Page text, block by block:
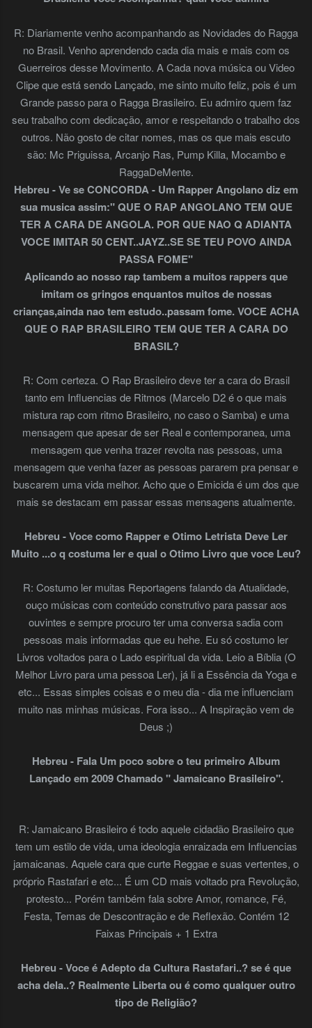
R: Diariamente venho acompanhando as Novidades do Ragga
no Brasil. Venho aprendendo cada dia mais e mais com os
Guerreiros desse Movimento. A Cada nova música ou Video
Clipe que está sendo Lançado, me sinto muito feliz, pois é um
Grande passo para o Ragga Brasileiro. Eu admiro quem faz
seu trabalho com dedicação, amor e respeitando o trabalho dos
outros. Não gosto de citar nomes, mas os que mais escuto
são: Mc Priguissa, Arcanjo Ras, Pump Killa, Mocambo e
RaggaDeMente.
Hebreu - Ve se CONCORDA - Um Rapper Angolano diz em
sua musica assim:" QUE O RAP ANGOLANO TEM QUE
TER A CARA DE ANGOLA. POR QUE NAO Q ADIANTA
VOCE IMITAR 50 CENT..JAYZ..SE SE TEU POVO AINDA
PASSA FOME"
Aplicando ao nosso rap tambem a muitos rappers que
imitam os gringos enquantos muitos de nossas
crianças,ainda nao tem estudo..passam fome. VOCE ACHA
QUE O RAP BRASILEIRO TEM QUE TER A CARA DO
BRASIL?
R: Com certeza. O Rap Brasileiro deve ter a cara do Brasil
tanto em Influencias de Ritmos (Marcelo D2 é o que mais
mistura rap com ritmo Brasileiro, no caso o Samba) e uma
mensagem que apesar de ser Real e contemporanea, uma
mensagem que venha trazer revolta nas pessoas, uma
mensagem que venha fazer as pessoas pararem pra pensar e
buscarem uma vida melhor. Acho que o Emicida é um dos que
mais se destacam em passar essas mensagens atualmente.
Hebreu - Voce como Rapper e Otimo Letrista Deve Ler
Muito ...o q costuma ler e qual o Otimo Livro que voce Leu?
R: Costumo ler muitas Reportagens falando da Atualidade,
ouço músicas com conteúdo construtivo para passar aos
ouvintes e sempre procuro ter uma conversa sadia com
pessoas mais informadas que eu hehe. Eu só costumo ler
Livros voltados para o Lado espiritual da vida. Leio a Bíblia (O
Melhor Livro para uma pessoa Ler), já li a Essência da Yoga e
etc... Essas simples coisas e o meu dia - dia me influenciam
muito nas minhas músicas. Fora isso... A Inspiração vem de
Deus ;)
Hebreu - Fala Um poco sobre o teu primeiro Album
Lançado em 2009 Chamado " Jamaicano Brasileiro".
R: Jamaicano Brasileiro é todo aquele cidadão Brasileiro que
tem um estilo de vida, uma ideologia enraizada em Influencias
jamaicanas. Aquele cara que curte Reggae e suas vertentes, o
próprio Rastafari e etc... É um CD mais voltado pra Revolução,
protesto... Porém também fala sobre Amor, romance, Fé,
Festa, Temas de Descontração e de Reflexão. Contém 12
Faixas Principais + 1 Extra
Hebreu - Voce é Adepto da Cultura Rastafari..? se é que
acha dela..? Realmente Liberta ou é como qualquer outro
tipo de Religião?